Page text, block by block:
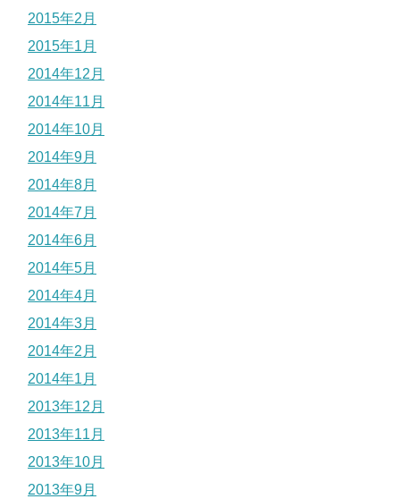
2015年2月
2015年1月
2014年12月
2014年11月
2014年10月
2014年9月
2014年8月
2014年7月
2014年6月
2014年5月
2014年4月
2014年3月
2014年2月
2014年1月
2013年12月
2013年11月
2013年10月
2013年9月